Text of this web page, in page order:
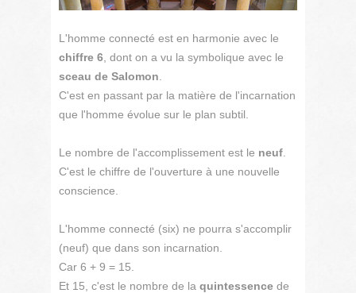
L'homme connecté est en harmonie avec le
chiffre 6 , dont on a vu la symbolique avec le
sceau de Salomon
C'est en passant par la matière de l'incarnation
que l'homme évolue sur le plan subtil.
Le nombre de l'accomplissement est le neuf
C'est le chiffre de l'ouverture à une nouvelle
conscience.
L'homme connecté (six) ne pourra s'accomplir
(neuf) que dans son incarnation.
Car 6 + 9 = 15.
Et 15, c'est le nombre de la quintessence de